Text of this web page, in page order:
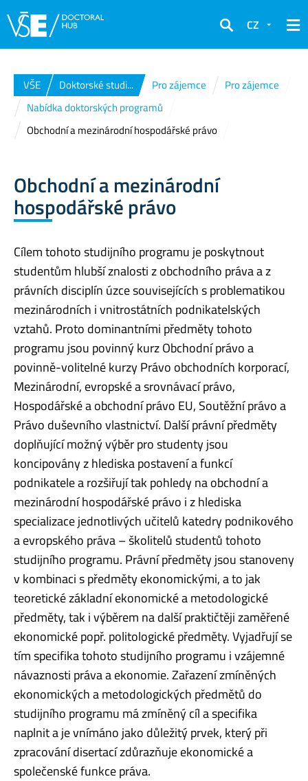
Hledat
CZ
VŠE Doktorské studi... Pro zájemce
Pro zájemce
Nabídka doktorských programů
Obchodní a mezinárodní hospodářské právo
Obchodní a mezinárodní
hospodářské právo
Cílem tohoto studijního programu je poskytnout
studentům hlubší znalosti z obchodního práva a z
právních disciplín úzce souvisejících s problematikou
mezinárodních i vnitrostátních podnikatelských
vztahů. Proto dominantními předměty tohoto
programu jsou povinný kurz Obchodní právo a
povinně-volitelné kurzy Právo obchodních korporací,
Mezinárodní, evropské a srovnávací právo,
Hospodářské a obchodní právo EU, Soutěžní právo a
Právo duševního vlastnictví. Další právní předměty
doplňující možný výběr pro studenty jsou
koncipovány z hlediska postavení a funkcí
podnikatele a rozšiřují tak pohledy na obchodní a
mezinárodní hospodářské právo i z hlediska
specializace jednotlivých učitelů katedry podnikového
a evropského práva – školitelů studentů tohoto
studijního programu. Právní předměty jsou stanoveny
v kombinaci s předměty ekonomickými, a to jak
teoretické základní ekonomické a metodologické
předměty, tak i výběrem na další praktičtěji zaměřené
ekonomické popř. politologické předměty. Vyjadřují se
tím specifika tohoto studijního programu i vzájemné
návaznosti práva a ekonomie. Zařazení zmíněných
ekonomických a metodologických předmětů do
studijního programu má zmíněný cíl a specifika
naplnit a je vnímáno jako důležitý prvek, který při
zpracování disertací zdůrazňuje ekonomické a
společenské funkce práva.